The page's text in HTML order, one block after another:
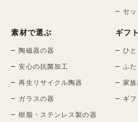
セ
素材で選ぶ
陶磁器の器
安心の抗菌加工
再生リサイクル陶器
ガラスの器
樹脂・ステンレス製の器
ギフト
ひ
ふ
家
ギ